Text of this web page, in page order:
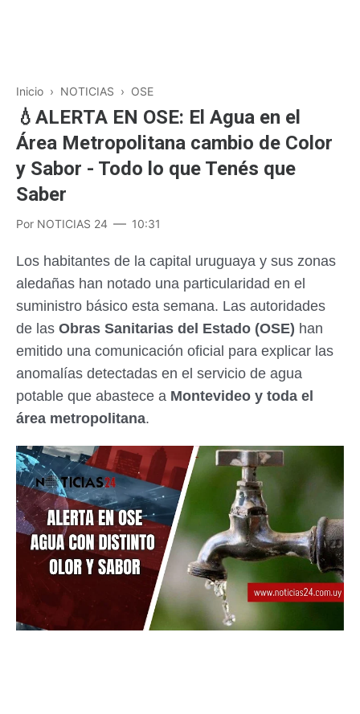
Inicio › NOTICIAS › OSE
💧ALERTA EN OSE: El Agua en el
Área Metropolitana cambio de Color
y Sabor - Todo lo que Tenés que
Saber
Por NOTICIAS 24 10:31
Los habitantes de la capital uruguaya y sus zonas
aledañas han notado una particularidad en el
suministro básico esta semana. Las autoridades
de las Obras Sanitarias del Estado (OSE) han
emitido una comunicación oficial para explicar las
anomalías detectadas en el servicio de agua
potable que abastece a Montevideo y toda el
área metropolitana.